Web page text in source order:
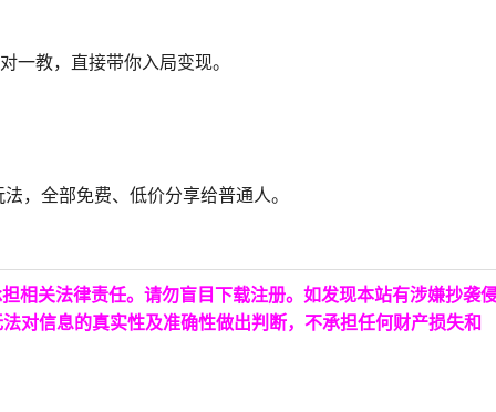
一教，直接带你入局变现。
，全部免费、低价分享给普通人。
相关法律责任。请勿盲目下载注册。如发现本站有涉嫌抄袭
对信息的真实性及准确性做出判断，不承担任何财产损失和